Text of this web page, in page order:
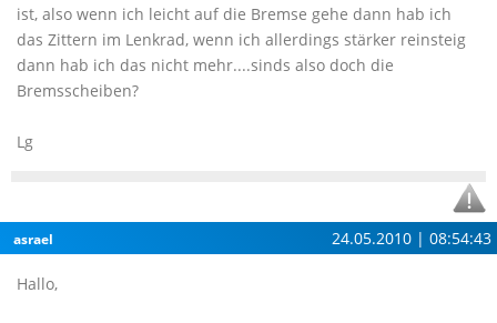
ist, also wenn ich leicht auf die Bremse gehe dann hab ich
das Zittern im Lenkrad, wenn ich allerdings stärker reinsteig
dann hab ich das nicht mehr....sinds also doch die
Bremsscheiben?
Lg
asrael 24.05.2010 | 08:54:43
Hallo,